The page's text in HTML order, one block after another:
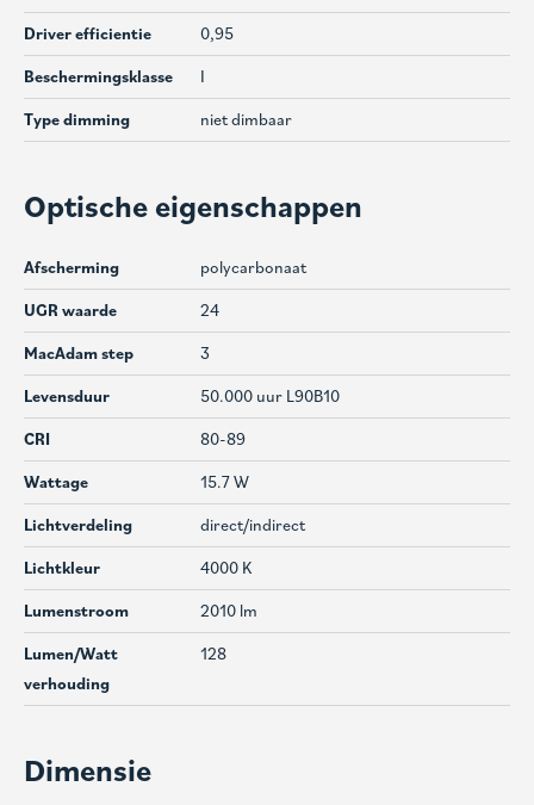
Driver efficientie
0,95
Beschermingsklasse
I
Type dimming
niet dimbaar
Optische eigenschappen
Afscherming
polycarbonaat
UGR waarde
24
MacAdam step
3
Levensduur
50.000 uur L90B10
CRI
80-89
Wattage
15.7 W
Lichtverdeling
direct/indirect
Lichtkleur
4000 K
Lumenstroom
2010 lm
Lumen/Watt
verhouding
128
Dimensie